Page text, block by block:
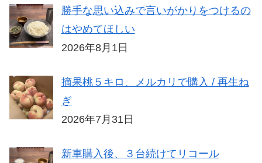
勝手な思い込みで言いがかりをつけるの
はやめてほしい
2026年8月1日
摘果桃５キロ、メルカリで購入 / 再生ね
ぎ
2026年7月31日
新車購入後、３台続けてリコール